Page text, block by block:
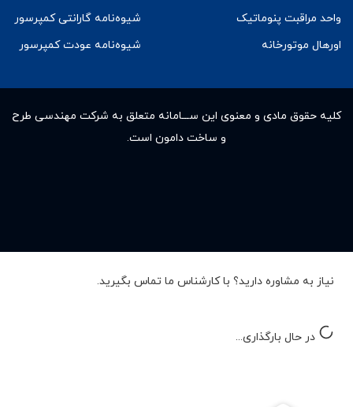
واحد مراقبت پنوماتیک
اورهال موتورخانه
شیوه‌نامه گارانتی کمپرسور
شیوه‌نامه عودت کمپرسور
کلیه حقوق مادى و معنوى این ســـامانه متعلق به شرکت مهندسی طرح
و ساخت دامون است.
نیاز به مشاوره دارید؟ با کارشناس ما تماس بگیرید.
در حال بارگذاری...